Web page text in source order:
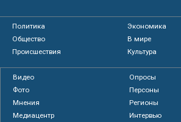
Политика
Экономика
Общество
В мире
Происшествия
Культура
Видео
Опросы
Фото
Персоны
Мнения
Регионы
Медиацентр
Интервью